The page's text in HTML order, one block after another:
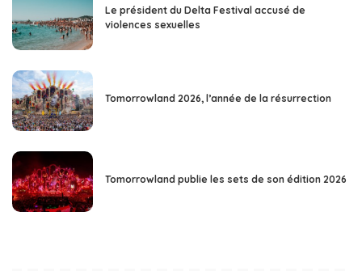
Le président du Delta Festival accusé de
violences sexuelles
Tomorrowland 2026, l’année de la résurrection
Tomorrowland publie les sets de son édition 2026